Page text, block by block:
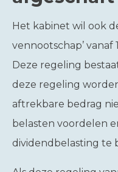
Het kabinet wil ook
vennootschap’ vanaf
Deze regeling
deze regeling
aftrekbare bedrag
belasten voordelen
dividendbelasting te